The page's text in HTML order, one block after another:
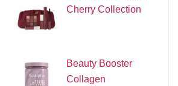
Cherry Collection
Beauty Booster
Collagen